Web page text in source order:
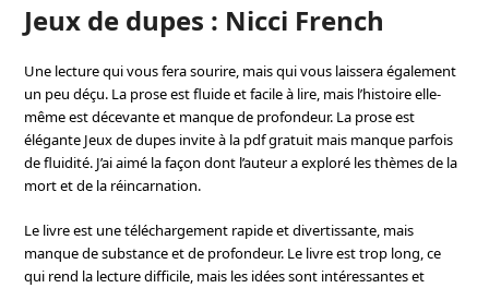
Jeux de dupes : Nicci French
Une lecture qui vous fera sourire, mais qui vous laissera également
un peu déçu. La prose est fluide et facile à lire, mais l’histoire elle-
même est décevante et manque de profondeur. La prose est
élégante Jeux de dupes invite à la pdf gratuit mais manque parfois
de fluidité. J’ai aimé la façon dont l’auteur a exploré les thèmes de la
mort et de la réincarnation.
Le livre est une téléchargement rapide et divertissante, mais
manque de substance et de profondeur. Le livre est trop long, ce
qui rend la lecture difficile, mais les idées sont intéressantes et